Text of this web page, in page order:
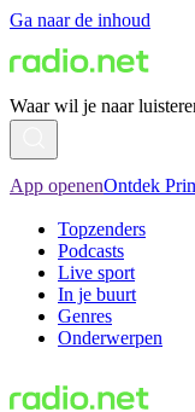
Ga naar de inhoud
Waar wil je naar
App openenOntdek
Topzenders
Podcasts
Live sport
In je buurt
Genres
Onderwerpen